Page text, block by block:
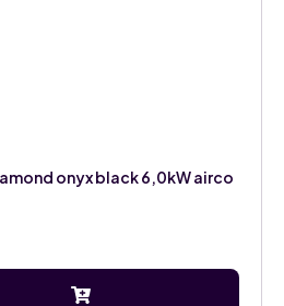
onyx black 6,0kW airco